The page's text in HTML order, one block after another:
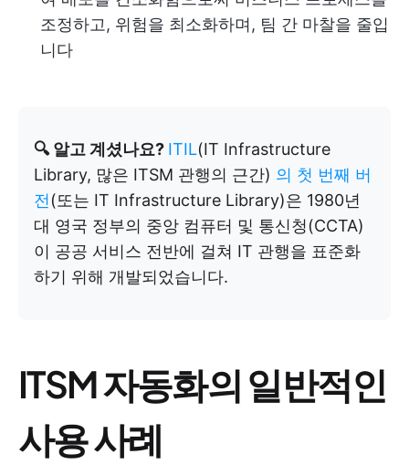
조정하고, 위험을 최소화하며, 팀 간 마찰을 줄입
니다
🔍 알고 계셨나요? ITIL(IT Infrastructure
Library, 많은 ITSM 관행의 근간) 의 첫 번째 버
전 (또는 IT Infrastructure Library)은 1980년
대 영국 정부의 중앙 컴퓨터 및 통신청(CCTA)
이 공공 서비스 전반에 걸쳐 IT 관행을 표준화
하기 위해 개발되었습니다.
ITSM 자동화의 일반적인
사용 사례